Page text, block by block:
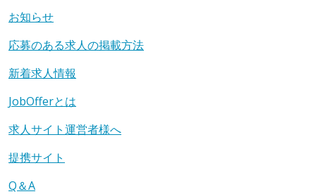
お知らせ
応募のある求人の掲載方法
新着求人情報
JobOfferとは
求人サイト運営者様へ
提携サイト
Q＆A